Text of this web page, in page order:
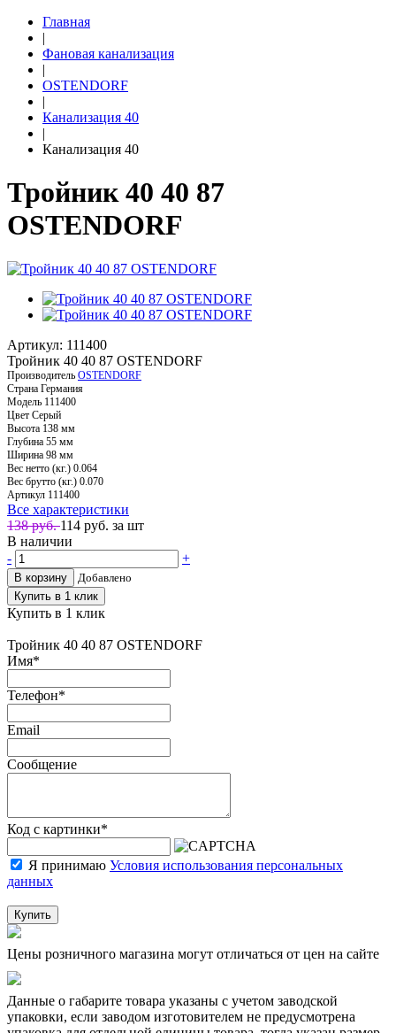
Главная
|
Фановая канализация
|
OSTENDORF
|
Канализация 40
|
Канализация 40
Тройник 40 40 87
OSTENDORF
Артикул: 111400
Тройник 40 40 87 OSTENDORF
Производитель OSTENDORF
Страна Германия
Модель 111400
Цвет Серый
Высота 138 мм
Глубина 55 мм
Ширина 98 мм
Вес нетто (кг.) 0.064
Вес брутто (кг.) 0.070
Артикул 111400
Все характеристики
138 руб.114 руб. за шт
В наличии
-
+
В корзину
Добавлено
Купить в 1 клик
Купить в 1 клик
Тройник 40 40 87 OSTENDORF
Имя*
Телефон*
Email
Сообщение
Код с картинки*
Я принимаю Условия использования персональных
данных
Купить
Цены розничного магазина могут отличаться от цен на сайте
Данные о габарите товара указаны с учетом заводской
упаковки, если заводом изготовителем не предусмотрена